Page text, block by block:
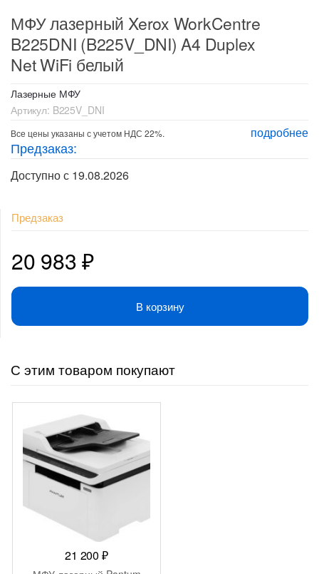
МФУ лазерный Xerox WorkCentre
B225DNI (B225V_DNI) A4 Duplex
Net WiFi белый
Лазерные МФУ
Артикул: B225V_DNI
подробнее
Все цены указаны с учетом НДС 22%.
Предзаказ:
Доступно с 19.08.2026
Предзаказ
20 983₽
В корзину
С этим товаром покупают
21 200₽